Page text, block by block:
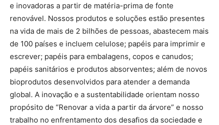
e inovadoras a partir de matéria-prima de fonte
renovável. Nossos produtos e soluções estão presentes
na vida de mais de 2 bilhões de pessoas, abastecem mais
de 100 países e incluem celulose; papéis para imprimir e
escrever; papéis para embalagens, copos e canudos;
papéis sanitários e produtos absorventes; além de novos
bioprodutos desenvolvidos para atender a demanda
global. A inovação e a sustentabilidade orientam nosso
propósito de “Renovar a vida a partir da árvore” e nosso
trabalho no enfrentamento dos desafios da sociedade e